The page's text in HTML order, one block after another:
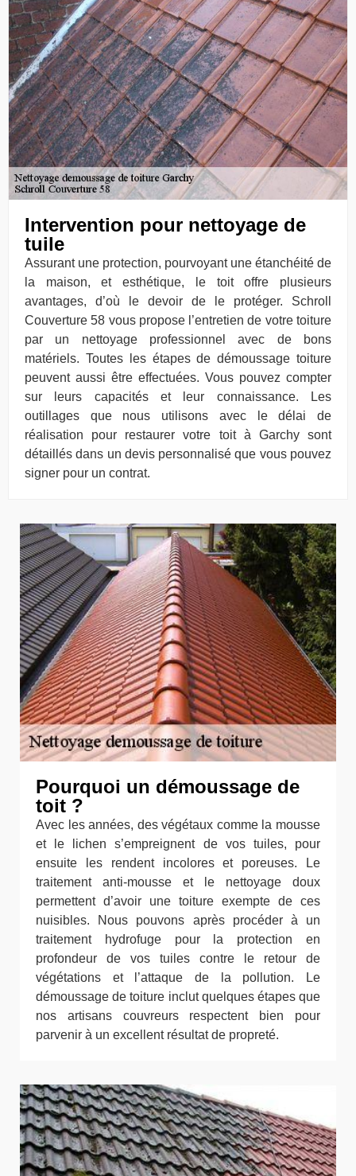
Intervention pour nettoyage de
tuile
Assurant une protection, pourvoyant une étanchéité de
la maison, et esthétique, le toit offre plusieurs
avantages, d’où le devoir de le protéger. Schroll
Couverture 58 vous propose l’entretien de votre toiture
par un nettoyage professionnel avec de bons
matériels. Toutes les étapes de démoussage toiture
peuvent aussi être effectuées. Vous pouvez compter
sur leurs capacités et leur connaissance. Les
outillages que nous utilisons avec le délai de
réalisation pour restaurer votre toit à Garchy sont
détaillés dans un devis personnalisé que vous pouvez
signer pour un contrat.
Pourquoi un démoussage de
toit ?
Avec les années, des végétaux comme la mousse
et le lichen s’empreignent de vos tuiles, pour
ensuite les rendent incolores et poreuses. Le
traitement anti-mousse et le nettoyage doux
permettent d’avoir une toiture exempte de ces
nuisibles. Nous pouvons après procéder à un
traitement hydrofuge pour la protection en
profondeur de vos tuiles contre le retour de
végétations et l’attaque de la pollution. Le
démoussage de toiture inclut quelques étapes que
nos artisans couvreurs respectent bien pour
parvenir à un excellent résultat de propreté.